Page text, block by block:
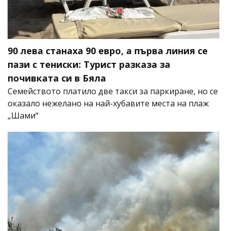
90 лева станаха 90 евро, а първа линия се
пази с тениски: Турист разказа за
почивката си в Бяла
Семейството платило две такси за паркиране, но се
оказало нежелано на най-хубавите места на плаж
„Шами“